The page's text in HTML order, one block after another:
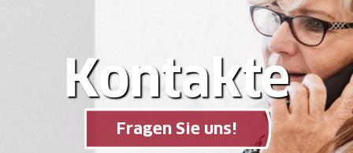
Kontakte
Fragen Sie uns!